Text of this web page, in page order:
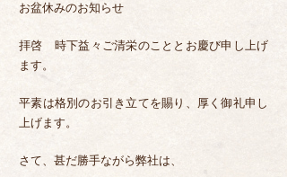
お盆休みのお知らせ
拝啓 時下益々ご清栄のこととお慶び申し上げ
ます。
平素は格別のお引き立てを賜り、厚く御礼申し
上げます。
さて、甚だ勝手ながら弊社は、